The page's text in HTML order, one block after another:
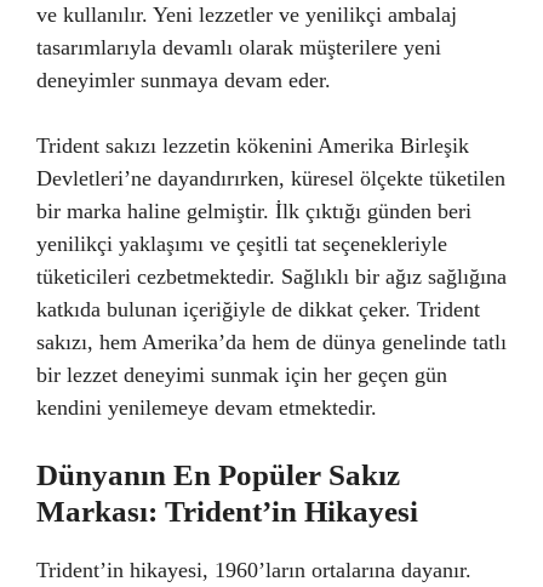
ve kullanılır. Yeni lezzetler ve yenilikçi ambalaj
tasarımlarıyla devamlı olarak müşterilere yeni
deneyimler sunmaya devam eder.
Trident sakızı lezzetin kökenini Amerika Birleşik
Devletleri’ne dayandırırken, küresel ölçekte tüketilen
bir marka haline gelmiştir. İlk çıktığı günden beri
yenilikçi yaklaşımı ve çeşitli tat seçenekleriyle
tüketicileri cezbetmektedir. Sağlıklı bir ağız sağlığına
katkıda bulunan içeriğiyle de dikkat çeker. Trident
sakızı, hem Amerika’da hem de dünya genelinde tatlı
bir lezzet deneyimi sunmak için her geçen gün
kendini yenilemeye devam etmektedir.
Dünyanın En Popüler Sakız
Markası: Trident’in Hikayesi
Trident’in hikayesi, 1960’ların ortalarına dayanır.